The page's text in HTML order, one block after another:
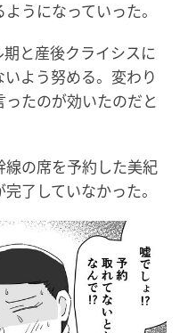
うになっていった。
と産後クライシスに
よう努める。変わり
たのが効いたのだと
の席を予約した美紀
了していなかった。